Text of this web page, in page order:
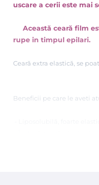
uscare a cerii este mai
Această ceară film
rupe in timpul epilari.
Ceară extra elastică, se
Beneficii pe care le aveti
- Permite aplicarea unui